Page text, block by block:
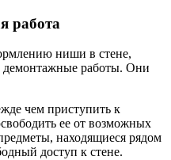
работа
ниши в стене,
демонтажные работы. Они
чем приступить к
ее от возможных
находящиеся рядом
доступ к стене.